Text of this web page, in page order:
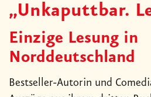
„Unkaputtbar.
Einzige Lesung in
Norddeutschland
Bestseller-Autorin und